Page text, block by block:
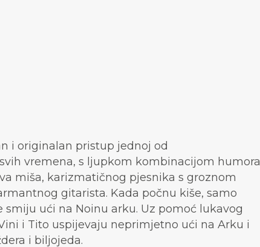
i originalan pristup jednoj od
vremena, s ljupkom kombinacijom
miša, karizmatičnog pjesnika s groznom
gitarista. Kada počnu kiše, samo
ući na Noinu arku. Uz pomoć lukavog
i Tito uspijevaju neprimjetno ući na Arku i
i biljojeda.